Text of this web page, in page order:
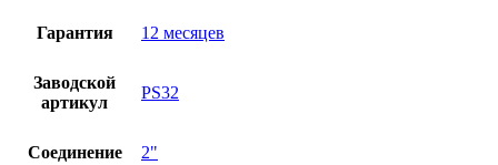
Гарантия 12 месяцев
Заводской
артикул
PS32
Соединение 2"